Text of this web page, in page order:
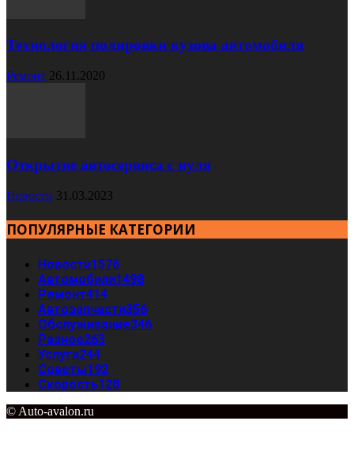
Технология полировки кузова автомобиля
Ремонт 26.11.2020
Открытие автосервиса с нуля
Новости 31.03.2023
ПОПУЛЯРНЫЕ КАТЕГОРИИ
Новости1576
Автомобили1498
Ремонт414
Автозапчасти356
Обслуживание346
Разное263
Услуги244
Советы192
Скорость128
© Auto-avalon.ru